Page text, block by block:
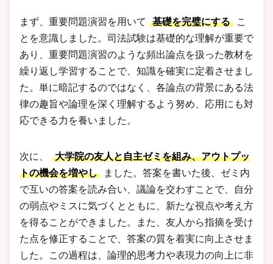
まず、重要問題演習を用いて 基礎を完璧にする
こ
とを意識しました。司法試験は基礎的な理解が重要で
あり、重要問題演習のような頻出論点を扱った教材を
繰り返し学習することで、知識を確実に定着させまし
た。単に暗記するのではなく、各論点の背景にある法
律の趣旨や論理を深く理解するよう努め、応用にも対
応できる力を養いました。
次に、
大学院の友人と自主ゼミを組み、アウトプッ
トの機会を増やし
ました。答案を書いた後、ゼミ内
で互いの答案を読み合い、議論を交わすことで、自分
の弱点やミスに気づくとともに、新たな視点や考え方
を得ることができました。また、友人から指摘を受け
た点を修正することで、答案の質を着実に向上させま
した。この過程は、論理的思考力や表現力の向上に非